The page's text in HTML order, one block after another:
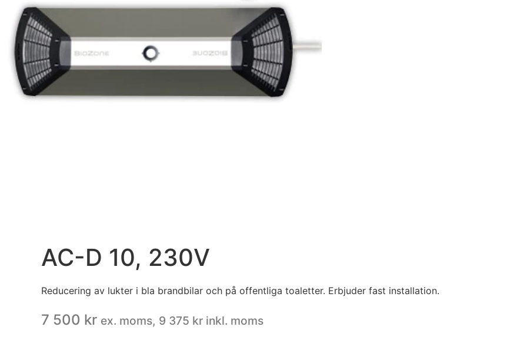
AC-D 10, 230V
Reducering av lukter i bla brandbilar och på offentliga toaletter. Erbjuder fast installation.
7 500 kr ex. moms, 9 375 kr inkl. moms